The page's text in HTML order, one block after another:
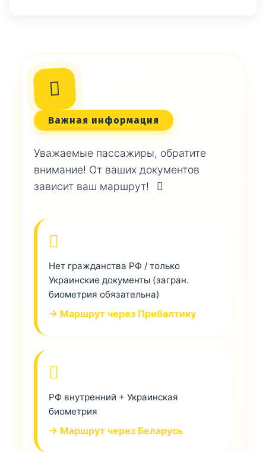
Важная информация
Уважаемые пассажиры, обратите
внимание! От ваших документов
зависит ваш маршрут!
Нет гражданства РФ / только
Украинские документы (загран.
биометрия обязательна)
→ Маршрут через Прибалтику
РФ внутренний + Украинская
биометрия
→ Маршрут через Беларусь